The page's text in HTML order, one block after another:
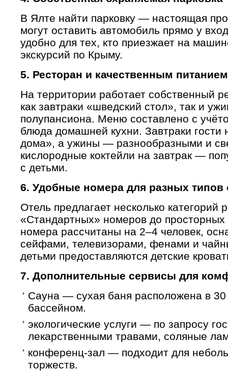
В Ялте найти парковку — настоящая
могут оставить автомобиль прямо у
удобно для тех, кто приезжает на
экскурсий по Крыму.
5. Ресторан и качественным питанием
На территории работает собственный
как завтраки «шведский стол», так и
полупансиона. Меню составлено с
блюда домашней кухни. Завтраки гости
дома», а ужины — разнообразными и
кислородные коктейли на завтрак —
с детьми.
6. Удобные номера для разных типов
Отель предлагает несколько
«Стандартных» номеров до
номера рассчитаны на 2–4 человек,
сейфами, телевизорами, фенами и
детьми предоставляются детские
7. Дополнительные сервисы для
Сауна — сухая баня расположена в
бассейном.
экологические услуги — по запросу
лекарственными травами, соляные
конференц-зал — подходит для
торжеств.